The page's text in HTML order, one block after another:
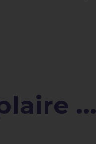
...